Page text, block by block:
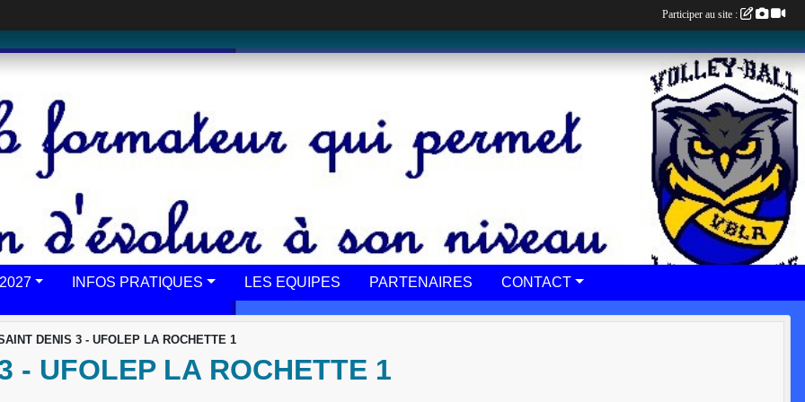
INFOS PRATIQUES LES EQUIPES PARTENAIRES CONTACT
DENIS 3 - UFOLEP LA ROCHETTE 1
- UFOLEP LA ROCHETTE 1
Participer au site :